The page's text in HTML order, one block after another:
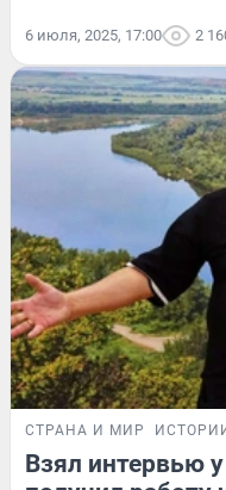
6 июля, 2025, 17:00 2
СТРАНА И МИР
Взял интервью